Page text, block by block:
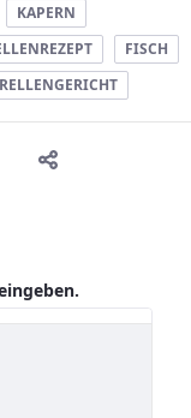
KAPERN
FISCH